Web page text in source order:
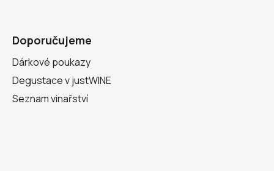
Doporučujeme
Dárkové poukazy
Degustace v justWINE
Seznam vinařství